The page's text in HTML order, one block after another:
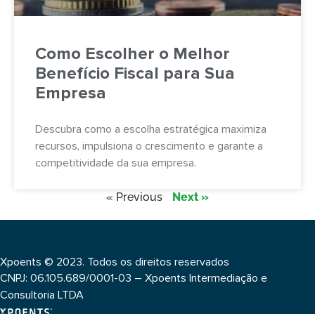
Como Escolher o Melhor
Benefício Fiscal para Sua
Empresa
Descubra como a escolha estratégica maximiza
recursos, impulsiona o crescimento e garante a
competitividade da sua empresa.
« Previous Next »
Xpoents © 2023. Todos os direitos reservados
CNPJ: 06.105.689/0001-03 – Xpoents Intermediação e
Consultoria LTDA